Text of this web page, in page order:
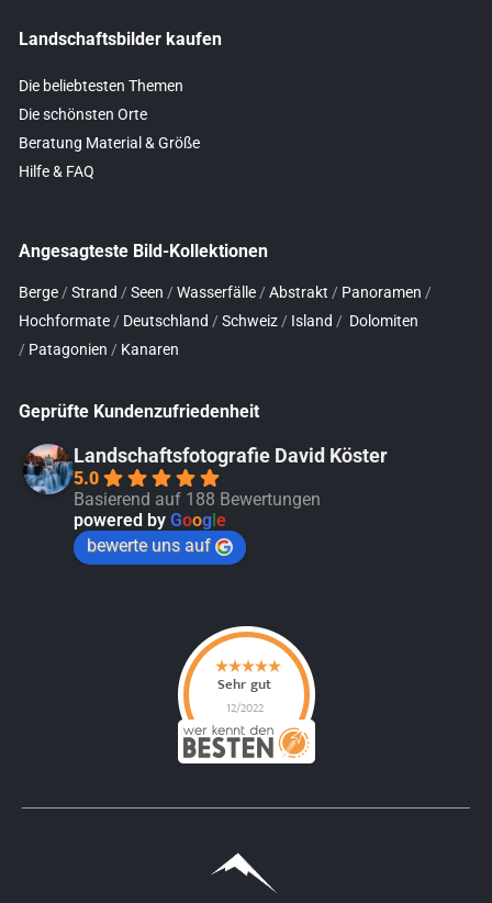
Landschaftsbilder kaufen
Die beliebtesten Themen
Die schönsten Orte
Beratung Material & Größe
Hilfe & FAQ
Angesagteste Bild-Kollektionen
Berge / Strand / Seen / Wasserfälle / Abstrakt / Panoramen /
Hochformate / Deutschland / Schweiz / Island / Dolomiten
/ Patagonien / Kanaren
Geprüfte Kundenzufriedenheit
Landschaftsfotografie David Köster
5.0
Basierend auf 188 Bewertungen
powered by Google
bewerte uns auf